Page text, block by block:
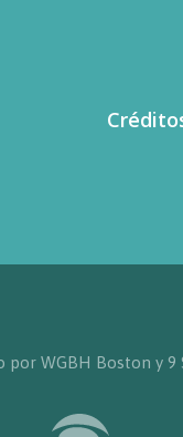
por WGBH Boston y